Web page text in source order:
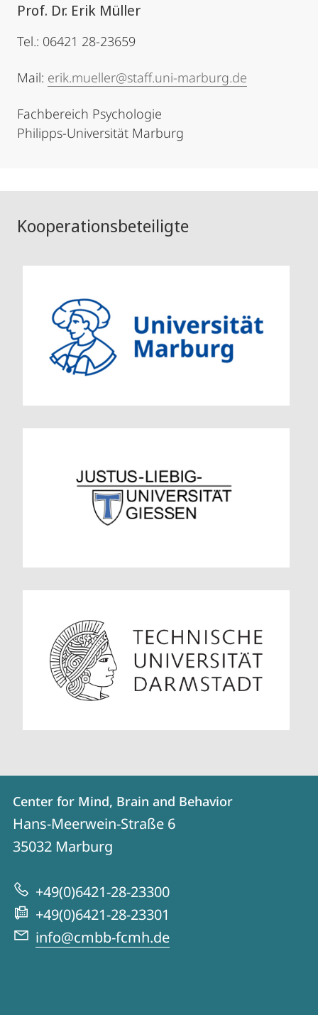
Prof. Dr. Erik Müller
Tel.: 06421 28-23659
Mail: erik.mueller@staff.uni-marburg.de
Fachbereich Psychologie
Philipps-Universität Marburg
Kooperationsbeteiligte
Kontakt
und
Informationen
zur
Website
Kontaktinformationen
Center
for
Mind,
Brain
and
Behavior
Center for Mind, Brain and Behavior
Hans-Meerwein-Straße 6
35032 Marburg
+49(0)6421-28-23300
+49(0)6421-28-23301
info@cmbb-fcmh.de